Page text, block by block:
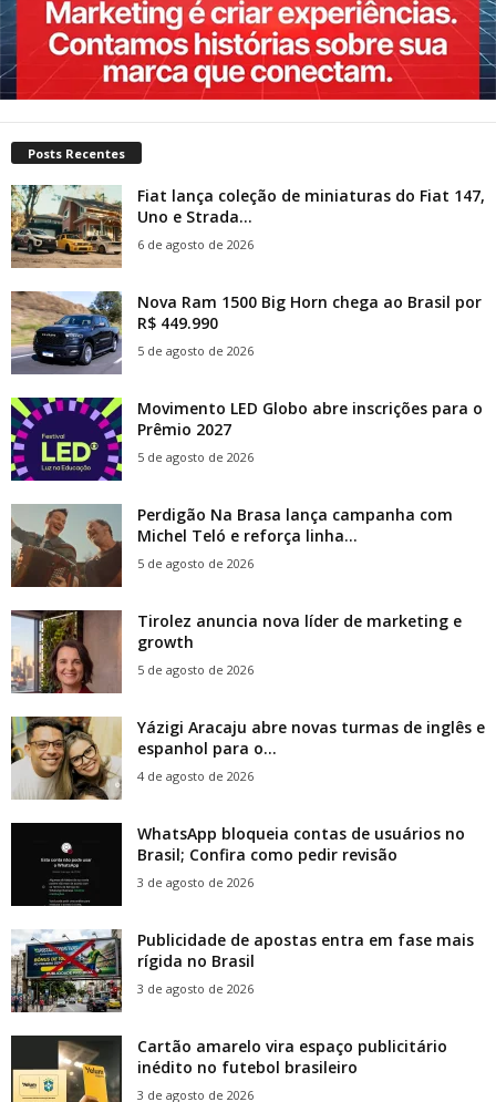
Posts Recentes
Fiat lança coleção de miniaturas do Fiat 147,
Uno e Strada...
6 de agosto de 2026
Nova Ram 1500 Big Horn chega ao Brasil por
R$ 449.990
5 de agosto de 2026
Movimento LED Globo abre inscrições para o
Prêmio 2027
5 de agosto de 2026
Perdigão Na Brasa lança campanha com
Michel Teló e reforça linha...
5 de agosto de 2026
Tirolez anuncia nova líder de marketing e
growth
5 de agosto de 2026
Yázigi Aracaju abre novas turmas de inglês e
espanhol para o...
4 de agosto de 2026
WhatsApp bloqueia contas de usuários no
Brasil; Confira como pedir revisão
3 de agosto de 2026
Publicidade de apostas entra em fase mais
rígida no Brasil
3 de agosto de 2026
Cartão amarelo vira espaço publicitário
inédito no futebol brasileiro
3 de agosto de 2026